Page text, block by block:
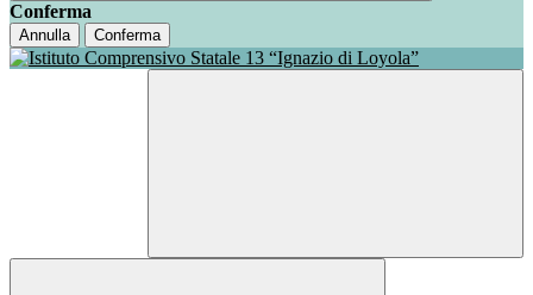
Conferma
Annulla Conferma